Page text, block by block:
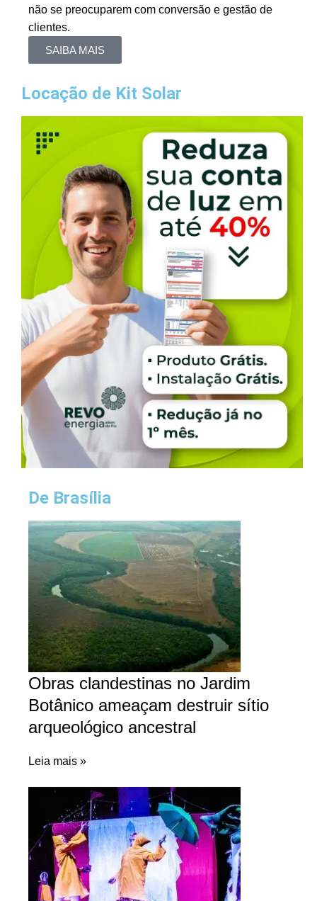
não se preocuparem com conversão e gestão de
clientes.
SAIBA MAIS
Locação de Kit Solar
De Brasília
Obras clandestinas no Jardim
Botânico ameaçam destruir sítio
arqueológico ancestral
Leia mais »